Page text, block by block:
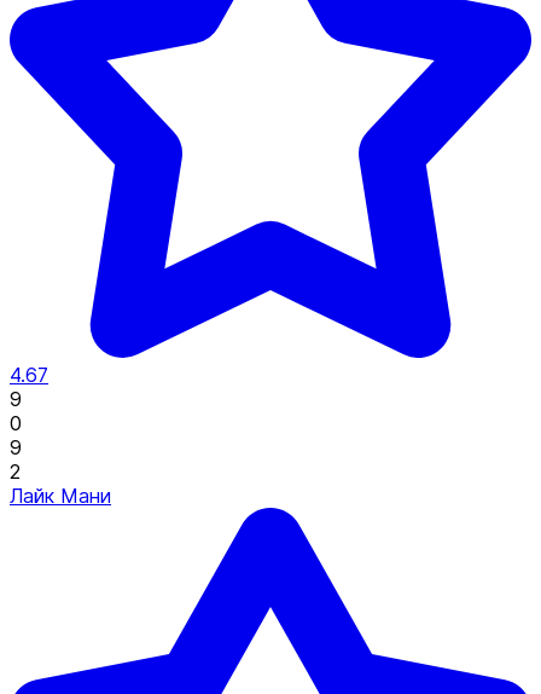
4.67
9
0
9
2
Лайк Мани